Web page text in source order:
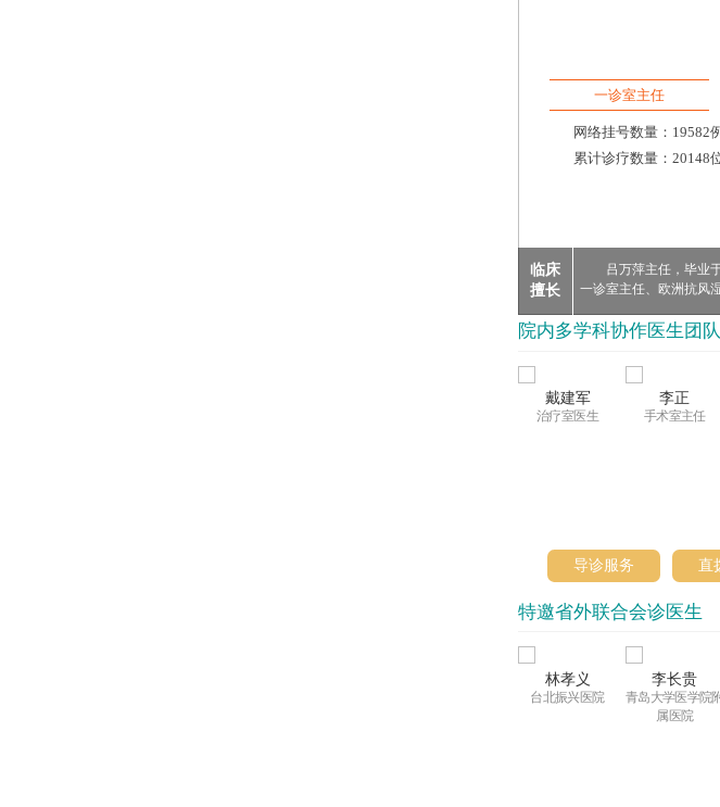
一诊室主任
网络挂号数量：19582例
累计诊疗数量：20148
临床
擅长
吕万萍主任，毕业
一诊室主任、欧洲抗风
院内多学科协作医生团队
戴建军
治疗室医生
李正
手术室主任
导诊服务 直
特邀省外联合会诊医生
林孝义
台北振兴医院
李长贵
青岛大学医学院
属医院